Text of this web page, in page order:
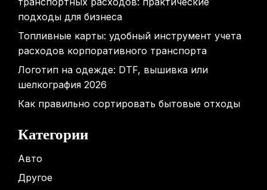
подходы для бизнеса
Топливные карты: удобный инструмент учета
расходов корпоративного транспорта
Логотип на одежде: DTF, вышивка или
шелкография 2026
Как правильно сортировать бытовые отходы
Категории
Авто
Другое